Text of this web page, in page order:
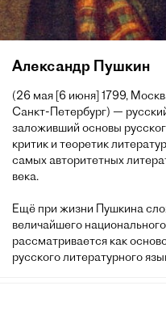
Александр Пушкин
(26 мая [6 июня] 1799,
Санкт-Петербург) —
заложивший основы
критик и теоретик
самых авторитетных
века.
Ещё при жизни Пушкина
величайшего
рассматривается как
русского литературного